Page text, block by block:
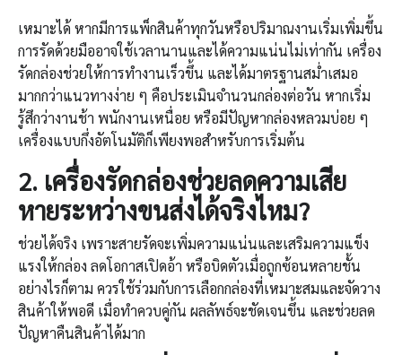
เหมาะได้ หากมีการแพ็กสินค้าทุกวันหรือปริมาณงานเริ่มเพิ่มขึ้น
การรัดด้วยมืออาจใช้เวลานานและได้ความแน่นไม่เท่ากัน เครื่อง
รัดกล่องช่วยให้การทำงานเร็วขึ้น และได้มาตรฐานสม่ำเสมอ
มากกว่าแนวทางง่าย ๆ คือประเมินจำนวนกล่องต่อวัน หากเริ่ม
รู้สึกว่างานช้า พนักงานเหนื่อย หรือมีปัญหากล่องหลวมบ่อย ๆ
เครื่องแบบกึ่งอัตโนมัติก็เพียงพอสำหรับการเริ่มต้น
2. เครื่องรัดกล่องช่วยลดความเสีย
หายระหว่างขนส่งได้จริงไหม?
ช่วยได้จริง เพราะสายรัดจะเพิ่มความแน่นและเสริมความแข็ง
แรงให้กล่อง ลดโอกาสเปิดอ้า หรือบิดตัวเมื่อถูกซ้อนหลายชั้น
อย่างไรก็ตาม ควรใช้ร่วมกับการเลือกกล่องที่เหมาะสมและจัดวาง
สินค้าให้พอดี เมื่อทำควบคู่กัน ผลลัพธ์จะชัดเจนขึ้น และช่วยลด
ปัญหาคืนสินค้าได้มาก